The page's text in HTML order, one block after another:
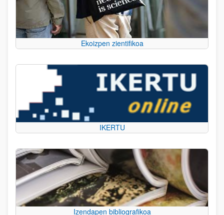
Ekoizpen zientifikoa
IKERTU
Izendapen bibliografikoa